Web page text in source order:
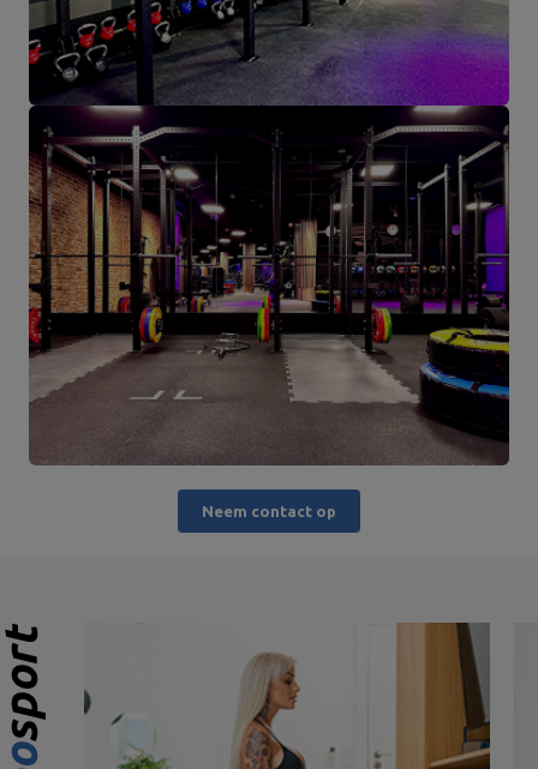
Neem contact op